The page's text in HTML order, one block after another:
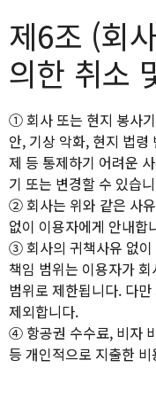
제6조 (회
의한 취소
① 회사 또는 현지 봉사
안, 기상 악화, 현지 법
제 등 통제하기 어려운
기 또는 변경할 수 있습
② 회사는 위와 같은 사
없이 이용자에게 안내합
③ 회사의 귀책사유 없이
책임 범위는 이용자가
범위로 제한됩니다. 다
제외합니다.
④ 항공권 수수료, 비자
등 개인적으로 지출한